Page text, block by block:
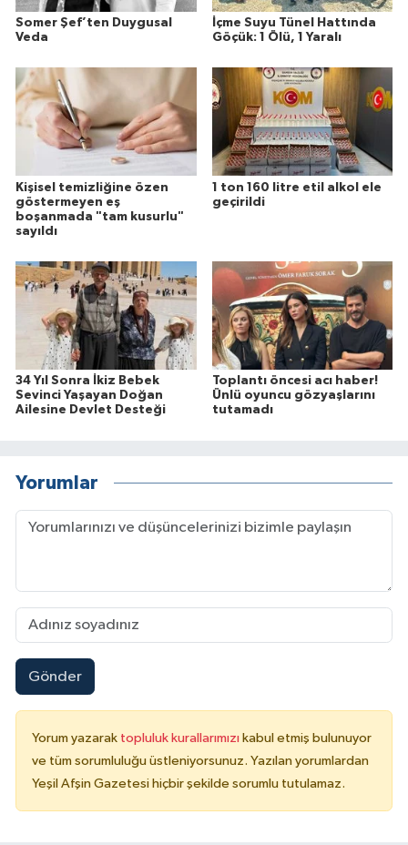
Somer Şef’ten Duygusal
Veda
İçme Suyu Tünel Hattında
Göçük: 1 Ölü, 1 Yaralı
Kişisel temizliğine özen
göstermeyen eş
boşanmada "tam kusurlu"
sayıldı
1 ton 160 litre etil alkol ele
geçirildi
34 Yıl Sonra İkiz Bebek
Sevinci Yaşayan Doğan
Ailesine Devlet Desteği
Toplantı öncesi acı haber!
Ünlü oyuncu gözyaşlarını
tutamadı
Yorumlar
Gönder
Yorum yazarak topluluk kurallarımızı kabul etmiş bulunuyor
ve tüm sorumluluğu üstleniyorsunuz. Yazılan yorumlardan
Yeşil Afşin Gazetesi hiçbir şekilde sorumlu tutulamaz.